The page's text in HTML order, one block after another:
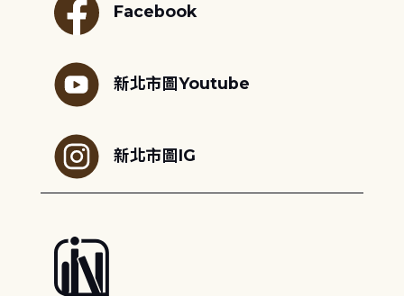
Facebook
新北市圖Youtube
新北市圖IG